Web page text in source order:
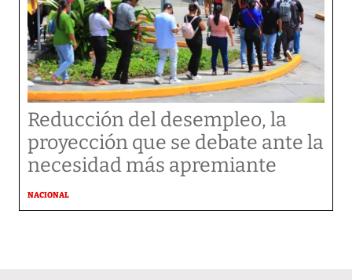
Reducción del desempleo, la
proyección que se debate ante la
necesidad más apremiante
NACIONAL